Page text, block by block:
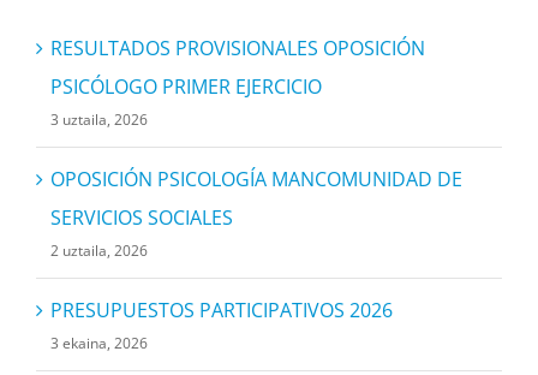
RESULTADOS PROVISIONALES OPOSICIÓN
PSICÓLOGO PRIMER EJERCICIO
3 uztaila, 2026
OPOSICIÓN PSICOLOGÍA MANCOMUNIDAD DE
SERVICIOS SOCIALES
2 uztaila, 2026
PRESUPUESTOS PARTICIPATIVOS 2026
3 ekaina, 2026